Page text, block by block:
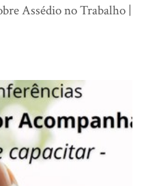
Assédio no Trabalho |